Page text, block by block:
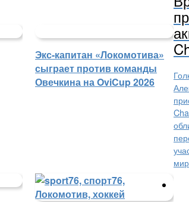
Экс-капитан «Локомотива»
сыграет против команды
Овечкина на OviCup 2026